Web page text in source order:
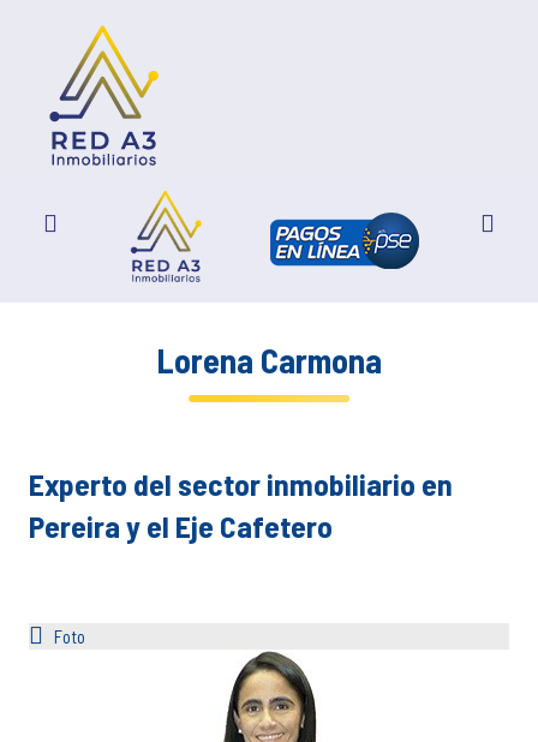
Lorena Carmona
Experto del sector inmobiliario en
Pereira y el Eje Cafetero
Foto